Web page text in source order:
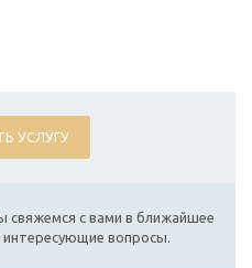
УСЛУГУ
свяжемся с вами в ближайшее
интересующие вопросы.